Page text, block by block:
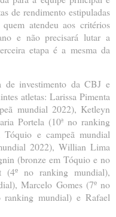
de rendimento estipuladas
atendeu aos critérios
e não precisará lutar a
etapa é a mesma da
de investimento da CBJ e
atletas: Larissa Pimenta
mundial 2022), Ketleyn
Portela (10ª no ranking
e campeã mundial
2022), Willian Lima
(bronze em Tóquio e no
(4º no ranking mundial),
Marcelo Gomes (7º no
mundial) e Rafael